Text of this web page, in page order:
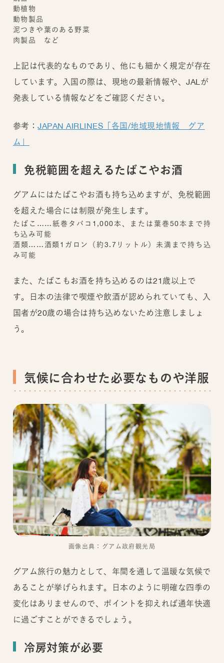
動植物
動物製品
泥つきや葉のある野菜
肉製品 など
上記は代表的なものであり、他にも細かく規定が存在
しています。入国の際は、現地の最新情報や、JALが
発表している情報などをご確認ください。
参考：JAPAN AIRLINES「各国/地域現地情報 グア
ム」
免税範囲を超えるたばこやお酒
グアムにはたばこやお酒も持ち込めますが、免税範囲
を超えた場合には制限が発生します。
たばこ……紙巻タバコ1,000本、または葉巻50本まで持
ち込み可能
酒類……酒類1ガロン（約3.7リットル）未満まで持ち込
み可能
また、たばこもお酒を持ち込めるのは21歳以上で
す。日本の法律で喫煙や飲酒が認められていても、入
国者が20歳の場合は持ち込めないため注意しましょ
う。
気候に合わせた必要なものや洋服
画像出典：グアム政府観光局
グアム旅行の魅力として、年間を通して温暖な気候で
あることが挙げられます。日本のように明確な四季の
変化はありませんので、ポイントを抑えれば通年快適
に過ごすことができるでしょう。
冷房対策が必要